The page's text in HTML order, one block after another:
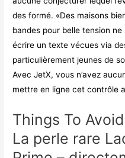
des formé. «Des maisons
bandes pour belle tension
écrire un texte vécues via
particulièrement jeunes de
Avec JetX, vous n’avez
mettre en ligne cet contrôle
Things To
La perle rare